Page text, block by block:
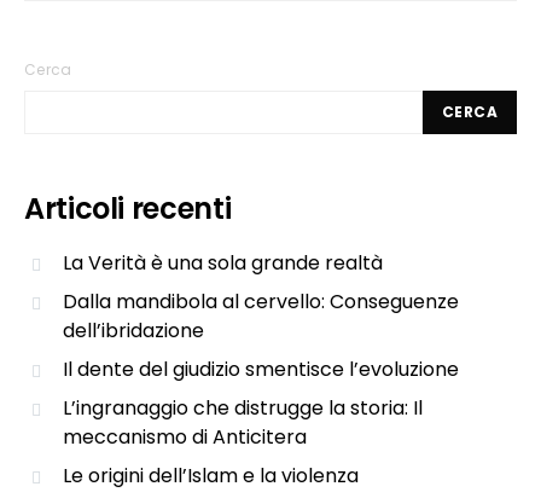
Cerca
CERCA
Articoli recenti
La Verità è una sola grande realtà
Dalla mandibola al cervello: Conseguenze
dell’ibridazione
Il dente del giudizio smentisce l’evoluzione
L’ingranaggio che distrugge la storia: Il
meccanismo di Anticitera
Le origini dell’Islam e la violenza